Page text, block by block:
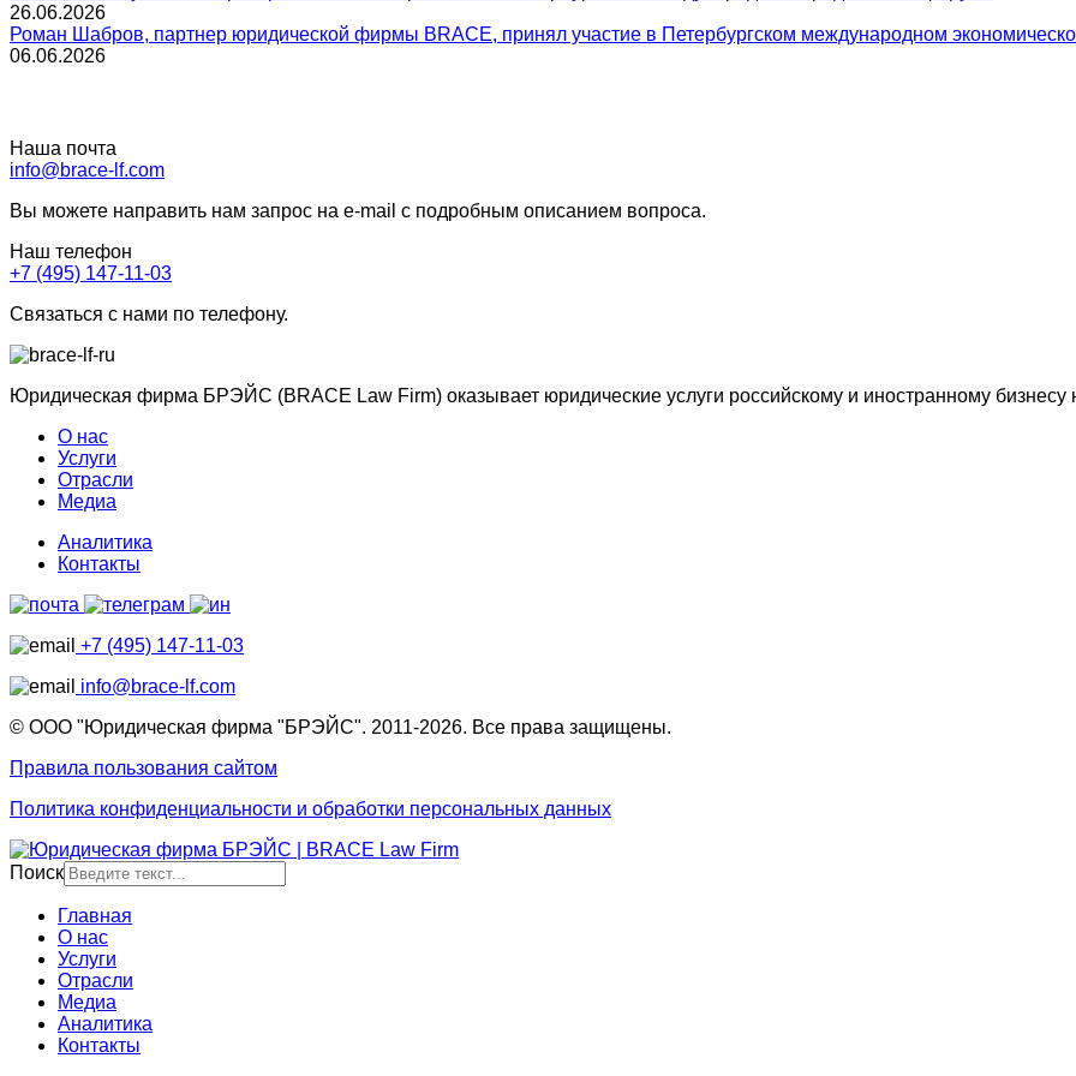
26.06.2026
Роман Шабров, партнер юридической фирмы BRACE, принял участие в Петербургском международном
06.06.2026
Наша почта
info@brace-lf.com
Вы можете направить нам запрос на e-mail с подробным описанием вопроса.
Наш телефон
+7 (495) 147-11-03
Связаться с нами по телефону.
Юридическая фирма БРЭЙС (BRACE Law Firm) оказывает юридические услуги российскому и иностранному бизнесу
О нас
Услуги
Отрасли
Медиа
Аналитика
Контакты
+7 (495) 147-11-03
info@brace-lf.com
© ООО "Юридическая фирма "БРЭЙС". 2011-2026. Все права защищены.
Правила пользования сайтом
Политика конфиденциальности и обработки персональных данных
Поиск
Главная
О нас
Услуги
Отрасли
Медиа
Аналитика
Контакты